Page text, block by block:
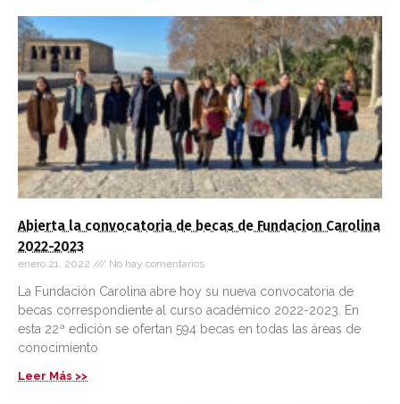
Abierta la convocatoria de becas de Fundacion Carolina
2022-2023
enero 21, 2022 No hay comentarios
La Fundación Carolina abre hoy su nueva convocatoria de
becas correspondiente al curso académico 2022-2023. En
esta 22ª edición se ofertan 594 becas en todas las áreas de
conocimiento
Leer Más >>